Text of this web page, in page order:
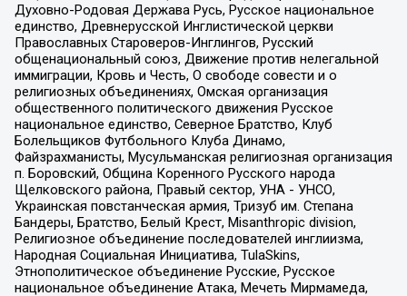
Духовно-Родовая Держава Русь, Русское национальное
единство, Древнерусской Инглистической церкви
Православных Староверов-Инглингов, Русский
общенациональный союз, Движение против нелегальной
иммиграции, Кровь и Честь, О свободе совести и о
религиозных объединениях, Омская организация
общественного политического движения Русское
национальное единство, Северное Братство, Клуб
Болельщиков Футбольного Клуба Динамо,
Файзрахманисты, Мусульманская религиозная организация
п. Боровский, Община Коренного Русского народа
Щелковского района, Правый сектор, УНА - УНСО,
Украинская повстанческая армия, Тризуб им. Степана
Бандеры, Братство, Белый Крест, Misanthropic division,
Религиозное объединение последователей инглиизма,
Народная Социальная Инициатива, TulaSkins,
Этнополитическое объединение Русские, Русское
национальное объединение Атака, Мечеть Мирмамеда,